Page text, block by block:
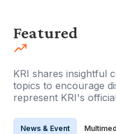
Featured
KRI shares insightful
topics to encourage
represent KRI's
News & Event